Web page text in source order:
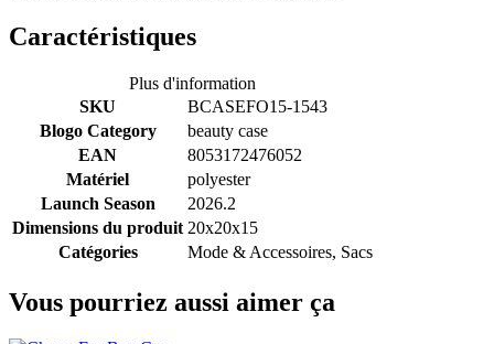
Caractéristiques
Plus d'information
SKU
BCASEFO15-1543
Blogo Category
beauty case
EAN
8053172476052
Matériel
polyester
Launch Season
2026.2
Dimensions du produit 20x20x15
Catégories
Mode & Accessoires, Sacs
Vous pourriez aussi aimer ça